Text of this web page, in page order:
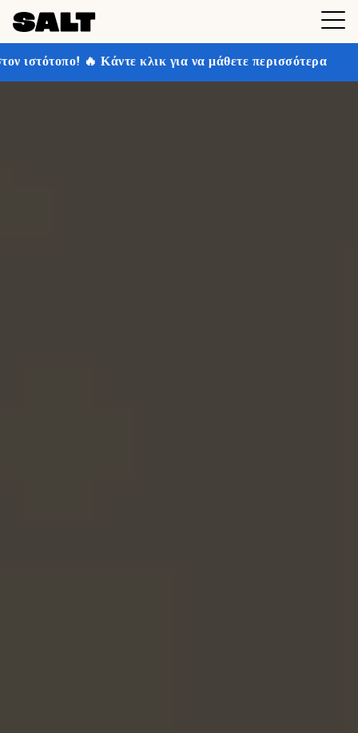
κλικ για να μάθετε περισσότερα Κερδίστε έως και